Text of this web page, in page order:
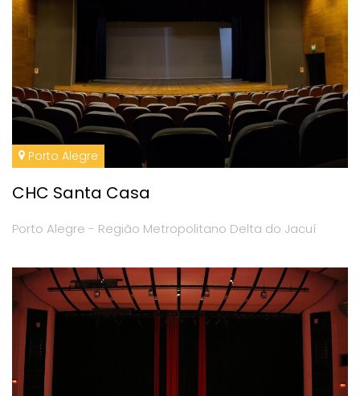
Porto Alegre
CHC Santa Casa
Porto Alegre - Região Metropolitano Delta do Jacuí